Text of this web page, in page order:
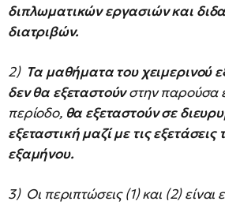
διπλωματικών εργασιών και
διατριβών.
2) Τα μαθήματα του χειμερινού
δεν θα εξεταστούνστην παρούσα
περίοδο, θα εξεταστούν σε
εξεταστική μαζί με τις εξετάσεις
εξαμήνου.
3) Οι περιπτώσεις (1) και (2) είναι